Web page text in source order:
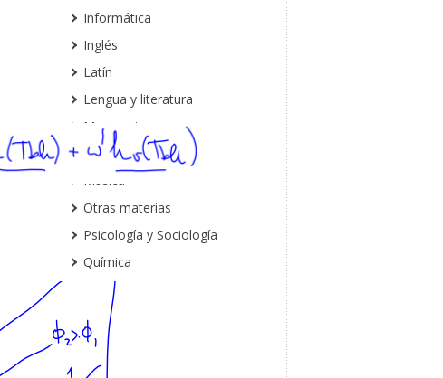
Informática
Inglés
Latín
Lengua y literatura
Magisterio
Matemáticas
Música
Otras materias
Psicología y Sociología
Química
Religión
Salud
Tecnología